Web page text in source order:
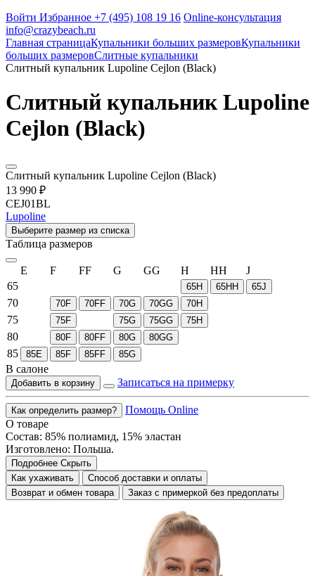
Войти Избранное +7 (495) 108 19 16 Online-консультация
info@crazybeach.ru
Главная страницаКупальники больших размеровКупальники
больших размеровСлитные купальники
Слитный купальник Lupoline Cejlon (Black)
Слитный купальник Lupoline
Cejlon (Black)
Слитный купальник Lupoline Cejlon (Black)
13 990 ₽
CEJ01BL
Lupoline
Выберите размер из списка
Таблица размеров
E F FF G GG H HH
J
65
65H 65HH 65J
70 70F 70FF 70G 70GG 70H
75 75F 75G 75GG 75H
80 80F 80FF 80G 80GG
85 85E 85F 85FF 85G
В салоне
Добавить в корзину Записаться на примерку
Как определить размер?
Помощь Online
О товаре
Состав: 85% полиамид, 15% эластан
Изготовлено: Польша.
Подробнее Скрыть
Как ухаживать
Способ доставки и оплаты
Возврат и обмен товара
Заказ с примеркой без предоплаты